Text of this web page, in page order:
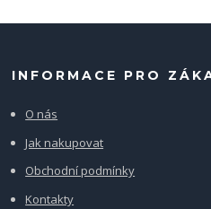
INFORMACE PRO
O nás
Jak nakupovat
Obchodní podmínky
Kontakty